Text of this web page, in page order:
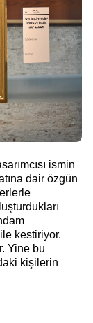
ismin
dair özgün
kestiriyor.
Yine bu
kişilerin